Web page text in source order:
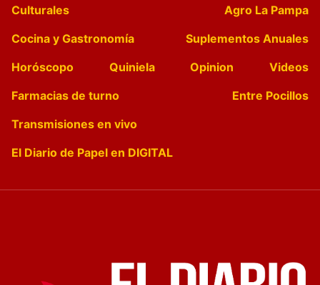
Culturales
Agro La Pampa
Cocina y Gastronomía
Suplementos Anuales
Horóscopo
Quiniela Opinion
Videos
Farmacias de turno
Entre Pocillos
Transmisiones en vivo
El Diario de Papel en DIGITAL